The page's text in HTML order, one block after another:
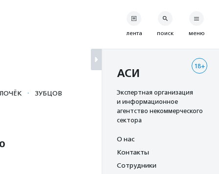
· ЗУБЦОВ
лента поиск меню
18+
АСИ
Экспертная организация
и информационное
агентство некоммерческого
сектора
О нас
Контакты
Сотрудники